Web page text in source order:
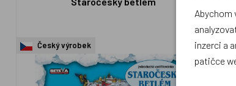
Český výrobek
Abychom
inzerci a
patičce